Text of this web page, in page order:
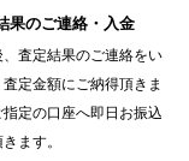
果のご連絡・入金
査定結果のご連絡をい
定金額にご納得頂きま
指定の口座へ即日お振込
ます。